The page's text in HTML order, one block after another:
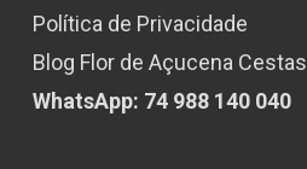
Política de Privacidade
Blog Flor de Açucena Cestas
WhatsApp: 74 988 140 040